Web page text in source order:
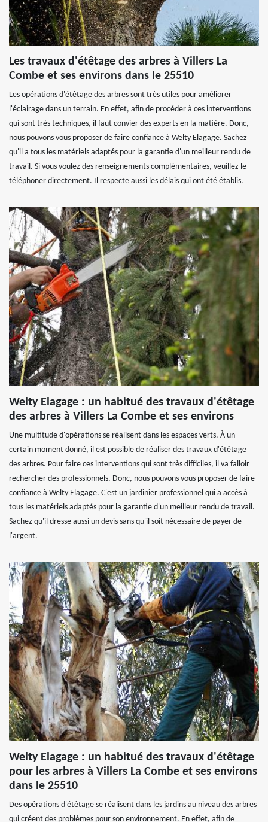
Les travaux d'étêtage des arbres à Villers La
Combe et ses environs dans le 25510
Les opérations d'étêtage des arbres sont très utiles pour améliorer
l'éclairage dans un terrain. En effet, afin de procéder à ces interventions
qui sont très techniques, il faut convier des experts en la matière. Donc,
nous pouvons vous proposer de faire confiance à Welty Elagage. Sachez
qu'il a tous les matériels adaptés pour la garantie d'un meilleur rendu de
travail. Si vous voulez des renseignements complémentaires, veuillez le
téléphoner directement. Il respecte aussi les délais qui ont été établis.
Welty Elagage : un habitué des travaux d'étêtage
des arbres à Villers La Combe et ses environs
Une multitude d'opérations se réalisent dans les espaces verts. À un
certain moment donné, il est possible de réaliser des travaux d'étêtage
des arbres. Pour faire ces interventions qui sont très difficiles, il va falloir
rechercher des professionnels. Donc, nous pouvons vous proposer de faire
confiance à Welty Elagage. C'est un jardinier professionnel qui a accès à
tous les matériels adaptés pour la garantie d'un meilleur rendu de travail.
Sachez qu'il dresse aussi un devis sans qu'il soit nécessaire de payer de
l'argent.
Welty Elagage : un habitué des travaux d'étêtage
pour les arbres à Villers La Combe et ses environs
dans le 25510
Des opérations d'étêtage se réalisent dans les jardins au niveau des arbres
qui créent des problèmes pour son environnement. En effet, afin de